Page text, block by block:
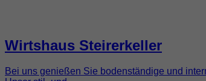
Wirtshaus Steirerkeller
Bei uns genießen Sie bodenständige und